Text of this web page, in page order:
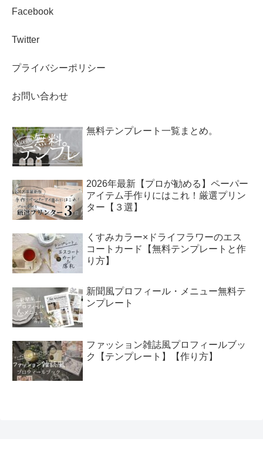
Facebook
Twitter
プライバシーポリシー
お問い合わせ
無料テンプレート一覧まとめ。
2026年最新【プロが勧める】ペーパー
アイテム手作りにはこれ！厳選プリン
ター【３選】
くすみカラー×ドライフラワーのエス
コートカード【無料テンプレートと作
り方】
新聞風プロフィール・メニュー無料テ
ンプレート
ファッション雑誌風プロフィールブッ
ク【テンプレート】【作り方】